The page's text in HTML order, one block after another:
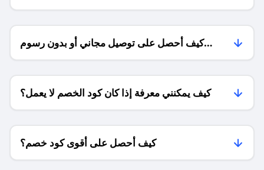
كيف أحصل على توصيل مجاني أو بدون رسوم
الشحن ؟
كيف يمكنني معرفة إذا كان كود الخصم لا يعمل؟
كيف أحصل على أقوى كود خصم؟